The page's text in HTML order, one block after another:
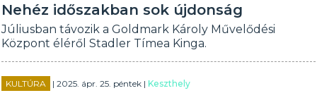
Nehéz időszakban sok újdonság
Júliusban távozik a Goldmark Károly Művelődési
Központ éléről Stadler Tímea Kinga.
KULTÚRA | 2025. ápr. 25. péntek |Keszthely